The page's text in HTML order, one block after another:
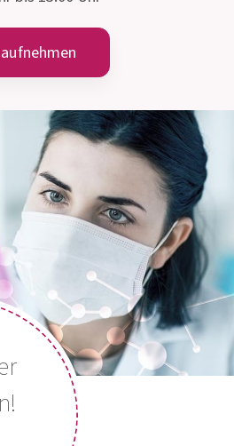
405 305
5035086
WISSENSCHAFTLICHE
8:00 Uhr bis 15:00 Uhr
bis 13:00 Uhr